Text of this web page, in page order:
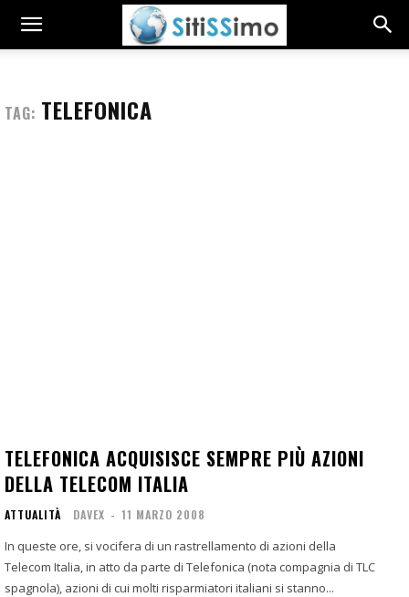
TAG: TELEFONICA
TELEFONICA ACQUISISCE SEMPRE PIÙ AZIONI
DELLA TELECOM ITALIA
ATTUALITÀ DAVEX - 11 MARZO 2008
In queste ore, si vocifera di un rastrellamento di azioni della
Telecom Italia, in atto da parte di Telefonica (nota compagnia di TLC
spagnola), azioni di cui molti risparmiatori italiani si stanno...